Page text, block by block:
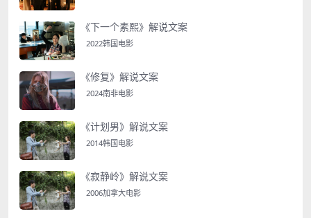
《下一个素熙》解说文案
2022韩国电影
《修复》解说文案
2024南非电影
《计划男》解说文案
2014韩国电影
《寂静岭》解说文案
2006加拿大电影